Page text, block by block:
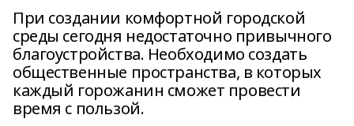
При создании комфортной городской
среды сегодня недостаточно привычного
благоустройства. Необходимо создать
общественные пространства, в которых
каждый горожанин сможет провести
время с пользой.